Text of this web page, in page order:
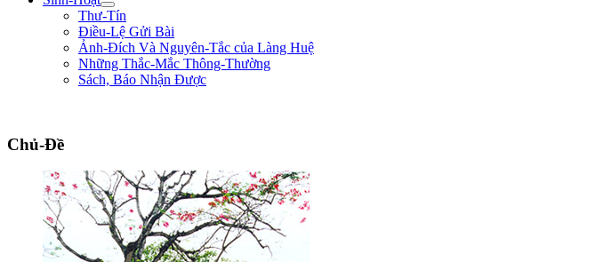
Thư-Tín
Điều-Lệ Gửi Bài
Ảnh-Đích Và Nguyên-Tắc của Làng Huệ
Những Thắc-Mắc Thông-Thường
Sách, Báo Nhận Được
Chủ-Đề